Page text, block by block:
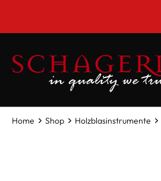
Home Shop Holzblasinstrumente